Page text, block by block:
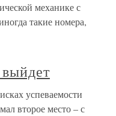
механике с
такие номера,
успеваемости
второе место – с